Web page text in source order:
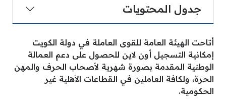
جدول المحتويات
أتاحت الهيئة العامة للقوى العاملة في دولة الكويت
إمكانية التسجيل أون لاين للحصول على دعم العمالة
الوطنية المقدمة بصورة شهرية لأصحاب الحرف والمهن
الحرة، ولكافة العاملين في القطاعات الأهلية غير
الحكومية.